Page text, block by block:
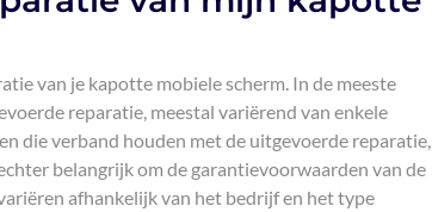
van je kapotte mobiele scherm. In de meeste
reparatie, meestal variërend van enkele
die verband houden met de uitgevoerde reparatie,
belangrijk om de garantievoorwaarden van de
afhankelijk van het bedrijf en het type